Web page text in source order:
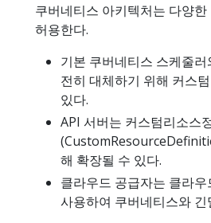
쿠버네티스 아키텍처는 다양
허용한다.
기본 쿠버네티스 스케줄
전히 대체하기 위해 커스
있다.
API 서버는 커스텀리소스
해 확장될 수 있다.
클라우드 공급자는 클라
사용하여 쿠버네티스와